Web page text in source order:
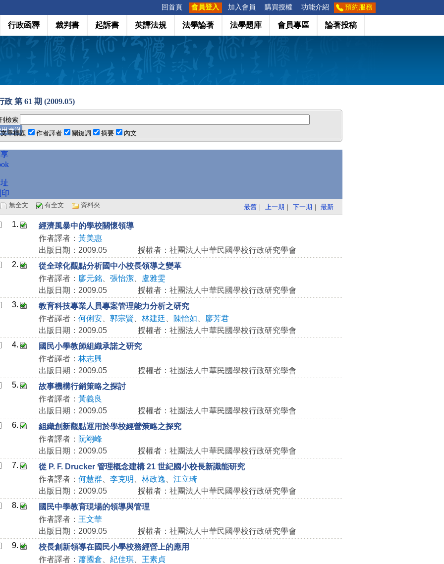
回首頁 會員登入 加入會員 購買授權 功能介紹 預約服務
行政函釋 裁判書 起訴書 英譯法規 法學論著 法學題庫 會員專區 論著投稿
政 第 61 期 (2009.05)
檢索
文章標題
作者譯者 關鍵詞 摘要 內文
無全文 有全文 資料夾 最舊 ｜ 上一期 ｜ 下一期 ｜ 最新
1.
經濟風暴中的學校關懷領導
作者譯者： 黃美惠
出版日期：2009.05
授權者：社團法人中華民國學校行政研究學會
2.
從全球化觀點分析國中小校長領導之變革
作者譯者： 廖元銘、 張怡潔、
盧雅雯
出版日期：2009.05
授權者：社團法人中華民國學校行政研究學會
3.
教育科技專業人員專案管理能力分析之研究
作者譯者： 何俐安、 郭宗賢 林建廷 陳怡如
廖芳君
出版日期：2009.05
授權者：社團法人中華民國學校行政研究學會
4.
國民小學教師組織承諾之研究
作者譯者： 林志興
出版日期：2009.05
授權者：社團法人中華民國學校行政研究學會
5.
故事機構行銷策略之探討
作者譯者： 黃義良
出版日期：2009.05
授權者：社團法人中華民國學校行政研究學會
6.
組織創新觀點運用於學校經營策略之探究
作者譯者： 阮翊峰
出版日期：2009.05
授權者：社團法人中華民國學校行政研究學會
7.
從 P. F. Drucker 管理概念建構 21 世紀國小校長新識能研究
作者譯者： 何慧群、 李克明 林政逸
江立琦
出版日期：2009.05
授權者：社團法人中華民國學校行政研究學會
8.
國民中學教育現場的領導與管理
作者譯者： 王文華
出版日期：2009.05
授權者：社團法人中華民國學校行政研究學會
9.
校長創新領導在國民小學校務經營上的應用
作者譯者： 蕭國倉 紀佳琪、 王素貞